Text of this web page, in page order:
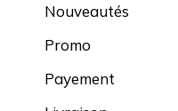
Nouveautés
Promo
Payement